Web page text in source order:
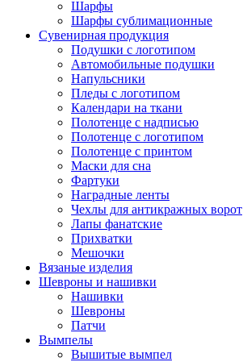
Шарфы
Шарфы сублимационные
Сувенирная продукция
Подушки с логотипом
Автомобильные подушки
Напульсники
Пледы с логотипом
Календари на ткани
Полотенце с надписью
Полотенце с логотипом
Полотенце с принтом
Маски для сна
Фартуки
Наградные ленты
Чехлы для антикражных ворот
Лапы фанатские
Прихватки
Мешочки
Вязаные изделия
Шевроны и нашивки
Нашивки
Шевроны
Патчи
Вымпелы
Вышитые вымпел